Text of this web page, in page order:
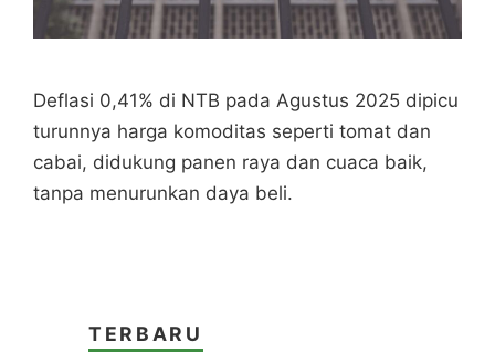
Deflasi 0,41% di NTB pada Agustus 2025 dipicu
turunnya harga komoditas seperti tomat dan
cabai, didukung panen raya dan cuaca baik,
tanpa menurunkan daya beli.
TERBARU